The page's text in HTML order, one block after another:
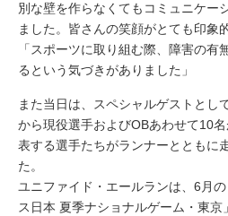
別な壁を作らなくてもコミュニケー
ました。皆さんの笑顔がとても印象
「スポーツに取り組む際、障害の有
るという気づきがありました」
また当日は、スペシャルゲストとし
から現役選手およびOBあわせて10
表する選手たちがランナーとともに
た。
ユニファイド・エールランは、6月
ス日本 夏季ナショナルゲーム・東京